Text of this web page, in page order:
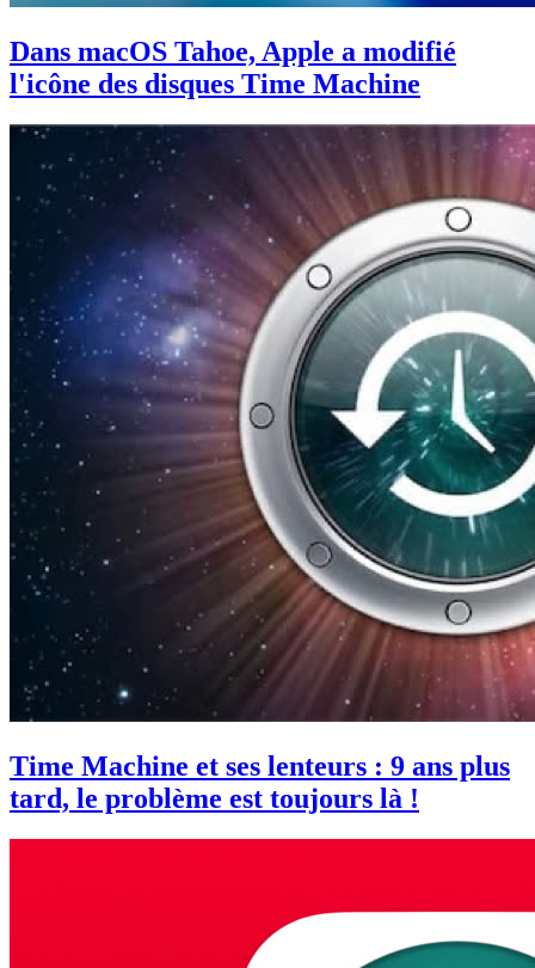
Dans macOS Tahoe, Apple a modifié
l'icône des disques Time Machine
Time Machine et ses lenteurs : 9 ans plus
tard, le problème est toujours là !